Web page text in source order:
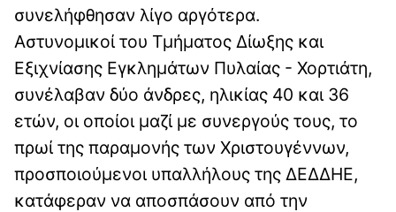
συνελήφθησαν λίγο αργότερα.
Αστυνομικοί του Τμήματος Δίωξης και
Εξιχνίασης Εγκλημάτων Πυλαίας - Χορτιάτη,
συνέλαβαν δύο άνδρες, ηλικίας 40 και 36
ετών, οι οποίοι μαζί με συνεργούς τους, το
πρωί της παραμονής των Χριστουγέννων,
προσποιούμενοι υπαλλήλους της ΔΕΔΔΗΕ,
κατάφεραν να αποσπάσουν από την